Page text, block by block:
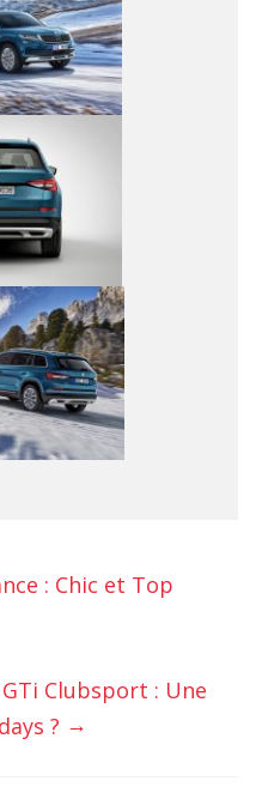
: Chic et Top
Clubsport : Une
? →